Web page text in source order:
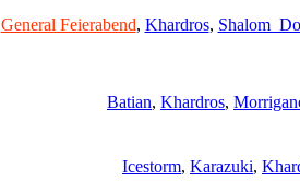
General Feierabend, Khardros,
Batian, Khardros,
Icestorm, Karazuki,